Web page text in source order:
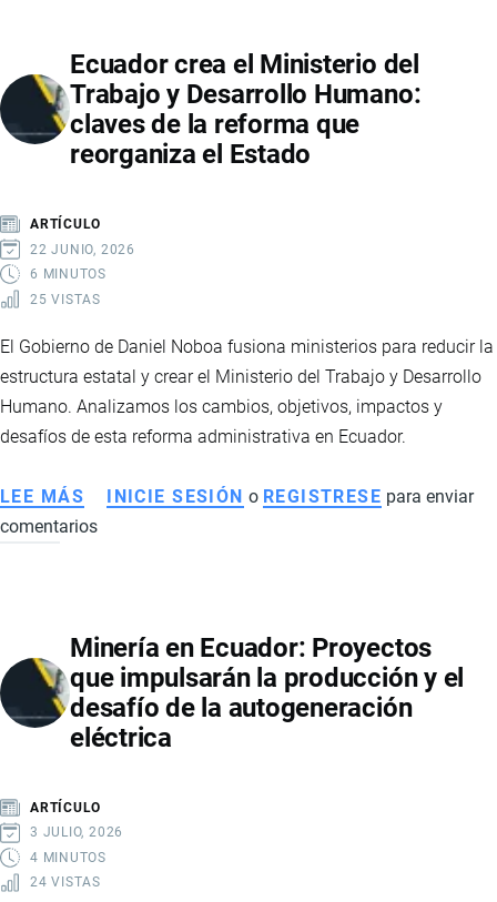
UNIVERSAL:
QUÉ
SIGNIFICA
PARA
EXPORTACIONES
Y
EL
Ecuador crea el Ministerio del
Trabajo y Desarrollo Humano:
claves de la reforma que
reorganiza el Estado
ARTÍCULO
22 JUNIO, 2026
6 MINUTOS
25 VISTAS
El Gobierno de Daniel Noboa fusiona ministerios para reducir la
estructura estatal y crear el Ministerio del Trabajo y Desarrollo
Humano. Analizamos los cambios, objetivos, impactos y
desafíos de esta reforma administrativa en Ecuador.
LEE MÁS SOBRE
ECUADOR
DEL
TRABAJO
Y
DESARROLLO
DE
LA
REFORMA
INICIE SESIÓN o REGISTRESE para enviar
comentarios
Minería en Ecuador: Proyectos
que impulsarán la producción y el
desafío de la autogeneración
eléctrica
ARTÍCULO
3 JULIO, 2026
4 MINUTOS
24 VISTAS